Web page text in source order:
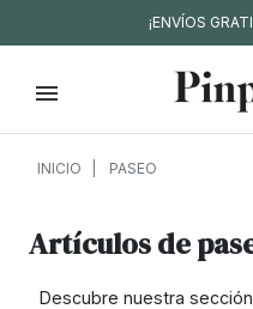
¡ENVÍOS
INICIO PASEO
Artículos de
Descubre nuestra